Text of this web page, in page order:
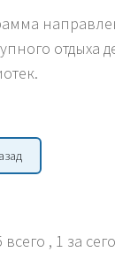
отдыха
всего , 1 за